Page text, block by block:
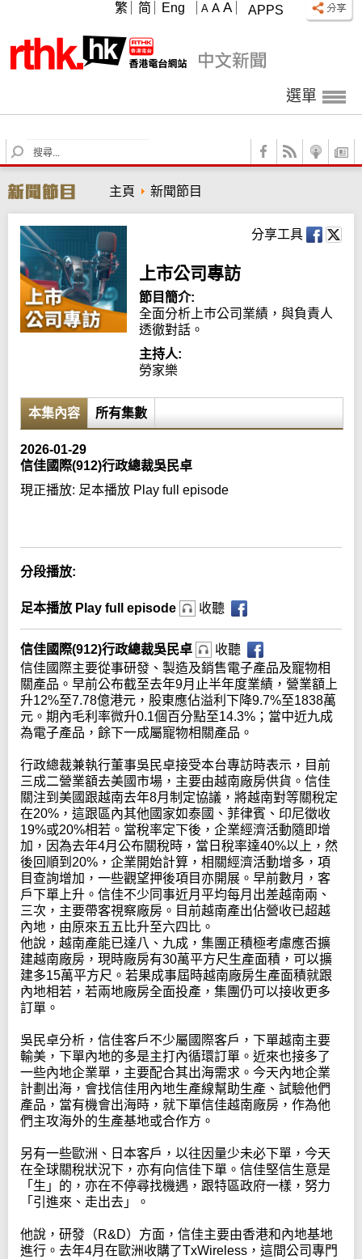
APPS
A A A
繁 简 Eng
選單
S
e
r
c
h
主頁 新聞節目
分享工具
上市公司專訪
節目簡介:
全面分析上巿公司業績，與負責人
透徹對話。
主持人:
勞家樂
本集內容 所有集數
2026-01-29
信佳國際(912)行政總裁吳民卓
現正播放: 足本播放 Play full episode
分段播放:
足本播放 Play full episode 收聽
信佳國際(912)行政總裁吳民卓
收聽
信佳國際主要從事研發、製造及銷售電子產品及寵物相
關產品。早前公布截至去年9月止半年度業績，營業額上
升12%至7.78億港元，股東應佔溢利下降9.7%至1838萬
元。期內毛利率微升0.1個百分點至14.3%；當中近九成
為電子產品，餘下一成屬寵物相關產品。
行政總裁兼執行董事吳民卓接受本台專訪時表示，目前
三成二營業額去美國市場，主要由越南廠房供貨。信佳
關注到美國跟越南去年8月制定協議，將越南對等關稅定
在20%，這跟區內其他國家如泰國、菲律賓、印尼徵收
19%或20%相若。當稅率定下後，企業經濟活動隨即增
加，因為去年4月公布關稅時，當日稅率達40%以上，然
後回順到20%，企業開始計算，相關經濟活動增多，項
目查詢增加，一些觀望押後項目亦開展。早前數月，客
戶下單上升。信佳不少同事近月平均每月出差越南兩、
三次，主要帶客視察廠房。目前越南產出佔營收已超越
內地，由原來五五比升至六四比。
他說，越南產能已達八、九成，集團正積極考慮應否擴
建越南廠房，現時廠房有30萬平方尺生產面積，可以擴
建多15萬平方尺。若果成事屆時越南廠房生產面積就跟
內地相若，若兩地廠房全面投產，集團仍可以接收更多
訂單。
吳民卓分析，信佳客戶不少屬國際客戶，下單越南主要
輸美，下單內地的多是主打內循環訂單。近來也接多了
一些內地企業單，主要配合其出海需求。今天內地企業
計劃出海，會找信佳用內地生產線幫助生產、試驗他們
產品，當有機會出海時，就下單信佳越南廠房，作為他
們主攻海外的生產基地或合作方。
另有一些歐洲、日本客戶，以往因量少未必下單，今天
在全球關稅狀況下，亦有向信佳下單。信佳堅信生意是
「生」的，亦在不停尋找機遇，跟特區政府一樣，努力
「引進來、走出去」。
他說，研發（R&D）方面，信佳主要由香港和內地基地
進行。去年4月在歐洲收購了TxWireless，這間公司專門